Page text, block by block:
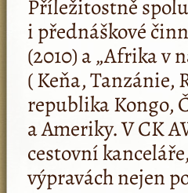
Příležitostně
i přednáškové
(2010) a „Afrika v
( Keňa, Tanzánie,
republika Kongo,
a Ameriky. V CK
cestovní
výpravách nejen